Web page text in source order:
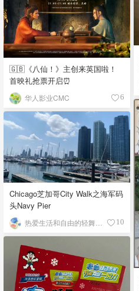
🇬🇧《八仙！》主创来英国啦！
首映礼抢票开启⏰
华人影业CMC 6
Chicago芝加哥City Walk之海军码
头Navy Pier
10